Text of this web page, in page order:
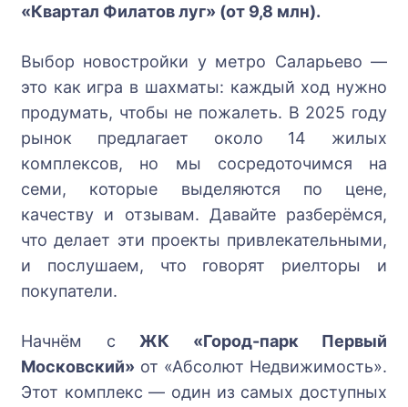
«Квартал Филатов луг» (от 9,8 млн).
Выбор новостройки у метро Саларьево —
это как игра в шахматы: каждый ход нужно
продумать, чтобы не пожалеть. В 2025 году
рынок предлагает около 14 жилых
комплексов, но мы сосредоточимся на
семи, которые выделяются по цене,
качеству и отзывам. Давайте разберёмся,
что делает эти проекты привлекательными,
и послушаем, что говорят риелторы и
покупатели.
Начнём с ЖК «Город-парк Первый
Московский» от «Абсолют Недвижимость».
Этот комплекс — один из самых доступных